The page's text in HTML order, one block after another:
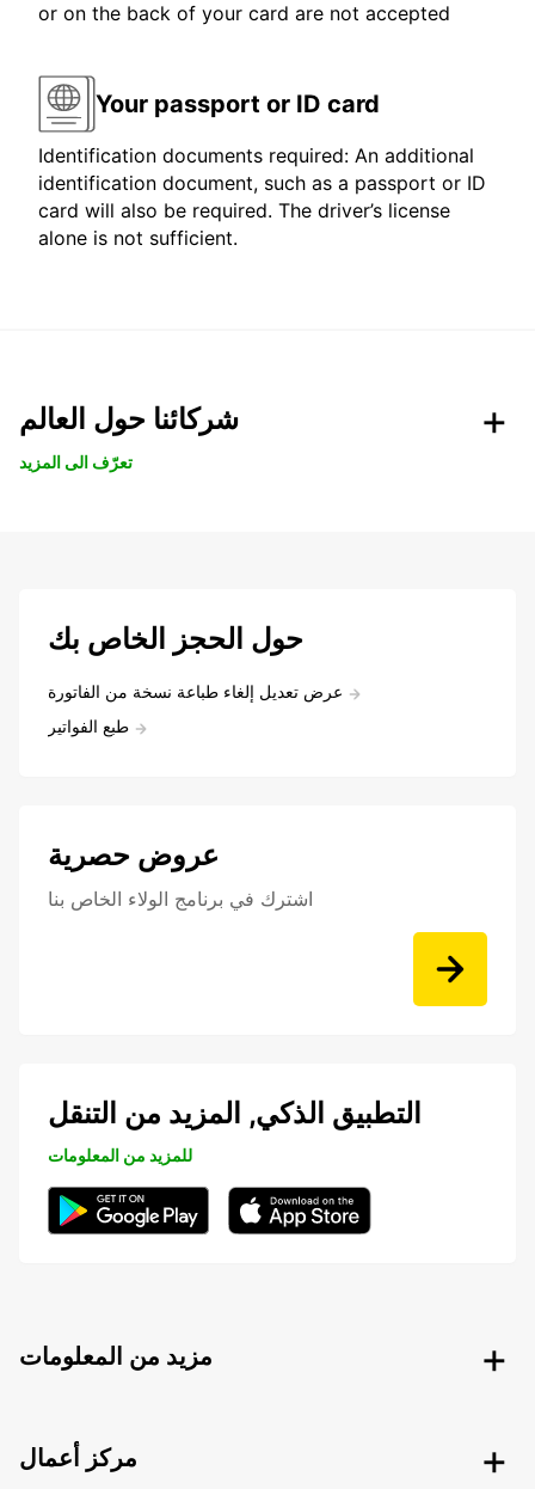
or on the back of your card are not accepted
Your passport or ID card
Identification documents required: An additional
identification document, such as a passport or ID
card will also be required. The driver’s license
alone is not sufficient.
شركائنا حول العالم
تعرّف الى المزيد
حول الحجز الخاص بك
عرض تعديل إلغاء طباعة نسخة من الفاتورة
طبع الفواتير
عروض حصرية
اشترك في برنامج الولاء الخاص بنا
التطبيق الذكي, المزيد من التنقل
للمزيد من المعلومات
مزيد من المعلومات
مركز أعمال